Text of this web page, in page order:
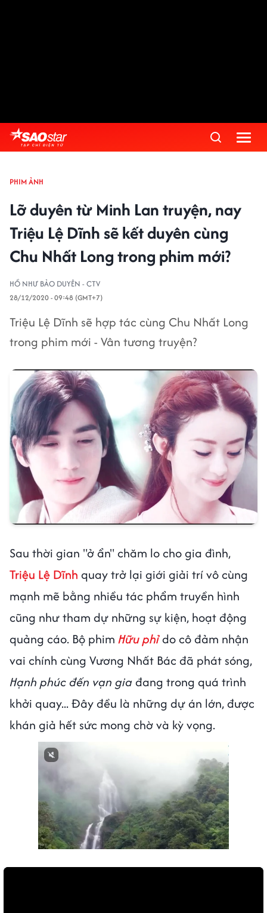
PHIM ẢNH
Lỡ duyên từ Minh Lan truyện, nay
Triệu Lệ Dĩnh sẽ kết duyên cùng
Chu Nhất Long trong phim mới?
HỒ NHƯ BẢO DUYÊN - CTV
28/12/2020 - 09:48 (GMT+7)
Triệu Lệ Dĩnh sẽ hợp tác cùng Chu Nhất Long
trong phim mới - Vân tương truyện?
Sau thời gian "ở ẩn" chăm lo cho gia đình,
Triệu Lệ Dĩnh quay trở lại giới giải trí vô cùng
mạnh mẽ bằng nhiều tác phẩm truyền hình
cũng như tham dự những sự kiện, hoạt động
quảng cáo. Bộ phim Hữu phỉdo cô đảm nhận
vai chính cùng Vương Nhất Bác đã phát sóng,
Hạnh phúc đến vạn giađang trong quá trình
khởi quay... Đây đều là những dự án lớn, được
khán giả hết sức mong chờ và kỳ vọng.